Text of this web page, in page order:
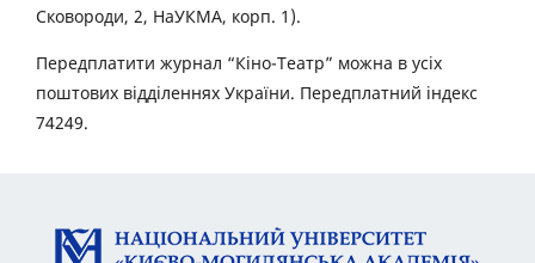
Сковороди, 2, НаУКМА, корп. 1).
Передплатити журнал “Кіно-Театр” можна в усіх
поштових відділеннях України. Передплатний індекс
74249.